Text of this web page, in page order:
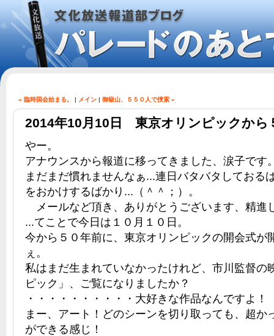
« 臨時国会始まる。 | メイン | 御嶽山、５５０人で捜索 »
2014年10月10日 東京オリンピックから
やー。
アナウンスから報道に移ってきました、涙子です
まだまだ慣れませんなぁ...連日バタバタしておる
をおかけするばかり...（＾＾；）。
メールなど頂き、ありがとうございます、精進
...てことで今日は１０月１０日。
今から５０年前に、東京オリンピックの開会式が
ぇ。
私はまだ生まれていなかったけれど、市川監督の
ピック」、ご覧になりましたか？
・・・・・・・・・・大好きな作品なんですよ！
まー、アート！どのシーンを切り取っても、超か
ができる感じ！